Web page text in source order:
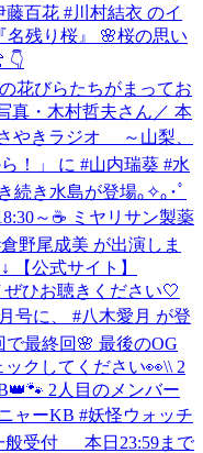
藤百花 #川村結衣 のイ
名残り桜』 🌸桜の思い
👇
の花びらたちがまってお
真・木村哲夫さん ／ 本
やきラジオ ～山梨、
！」 に #山内瑞葵 #水
続き水島が登場｡✧｡･ﾟ
～☕ ミヤリサン製薬
野尾成美 が出演しま
【公式サイト】
ぜひお聴きください🤍
号に、 #八木愛月 が登
最終回🌸 最後のOG
クしてください👀\\ 2
2人目のメンバー
ャーKB #妖怪ウォッチ
付 本日23:59まで